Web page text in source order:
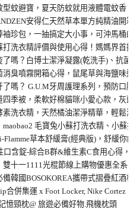
型蚊避寶，夏天防蚊就用液體電蚊香！
安得仁天然草本單方純精油開
袖珍包，一抽搞定大小事，可沖馬桶的
打洗衣精評價與使用心得！媽媽界首
了嗎？白博士潔淨凝露(乾洗手)、抗菌
消臭噴霧開箱心得，鼠尾草與海鹽味
了嗎？ G.U.M牙周護理系列，預防口
四季被，柔軟好棉貓咪小愛心款，灰
素洗衣精，天然橘油潔淨精華，輕鬆
maobao2 毛寶兔小蘇打洗衣精、小蘇
Flamme草本舒緩膏(經典版)，舒緩你
口含錠-綜合B群&維生素C食用心得，
雙十一1111光棍節線上購物優惠全系
備韓國BOSOKOREA攜帶式摺疊紅酒
合併集運 x Foot Locker, Nike Cortez
憶頸枕@ 旅遊必備好物.飛機枕頭